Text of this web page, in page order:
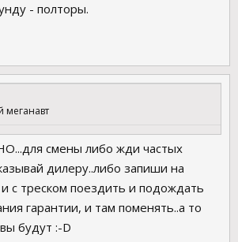
- полторы.
меганавт
смены либо жди частых
дилеру..либо запиши на
с треском поездить и подождать
гарантии, и там поменять..а то
будут :-D